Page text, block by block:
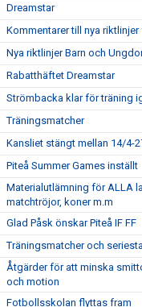
Dreamstar
Kommentarer till nya
Nya riktlinjer Barn och
Rabatthäftet Dreamstar
Strömbacka klar för träning
Träningsmatcher
Kansliet stängt mellan 14/4-
Piteå Summer Games inställt
Materialutlämning för ALLA
matchtröjor, koner m.m
Glad Påsk önskar Piteå IF FF
Träningsmatcher och
Åtgärder för att minska
och motion
Fotbollsskolan flyttas fram